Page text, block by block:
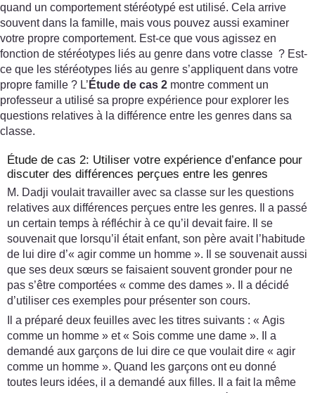
quand un comportement stéréotypé est utilisé. Cela arrive
souvent dans la famille, mais vous pouvez aussi examiner
votre propre comportement. Est-ce que vous agissez en
fonction de stéréotypes liés au genre dans votre classe ? Est-
ce que les stéréotypes liés au genre s’appliquent dans votre
propre famille ? L’ Étude de cas 2 montre comment un
professeur a utilisé sa propre expérience pour explorer les
questions relatives à la différence entre les genres dans sa
classe.
Étude de cas 2: Utiliser votre expérience d’enfance pour
discuter des différences perçues entre les genres
M. Dadji voulait travailler avec sa classe sur les questions
relatives aux différences perçues entre les genres. Il a passé
un certain temps à réfléchir à ce qu’il devait faire. Il se
souvenait que lorsqu’il était enfant, son père avait l’habitude
de lui dire d’« agir comme un homme ». Il se souvenait aussi
que ses deux sœurs se faisaient souvent gronder pour ne
pas s’être comportées « comme des dames ». Il a décidé
d’utiliser ces exemples pour présenter son cours.
Il a préparé deux feuilles avec les titres suivants : « Agis
comme un homme » et « Sois comme une dame ». Il a
demandé aux garçons de lui dire ce que voulait dire « agir
comme un homme ». Quand les garçons ont eu donné
toutes leurs idées, il a demandé aux filles. Il a fait la même